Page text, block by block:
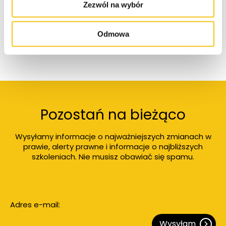
Zezwól na wybór
Odmowa
Kontakt
Pozostań na bieżąco
Wysyłamy informacje o najważniejszych zmianach w
prawie, alerty prawne i informacje o najbliższych
szkoleniach. Nie musisz obawiać się spamu.
Adres e-mail: